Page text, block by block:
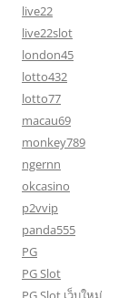
live22
live22slot
london45
lotto432
lotto77
macau69
monkey789
ngernn
okcasino
p2vvip
panda555
PG
PG Slot